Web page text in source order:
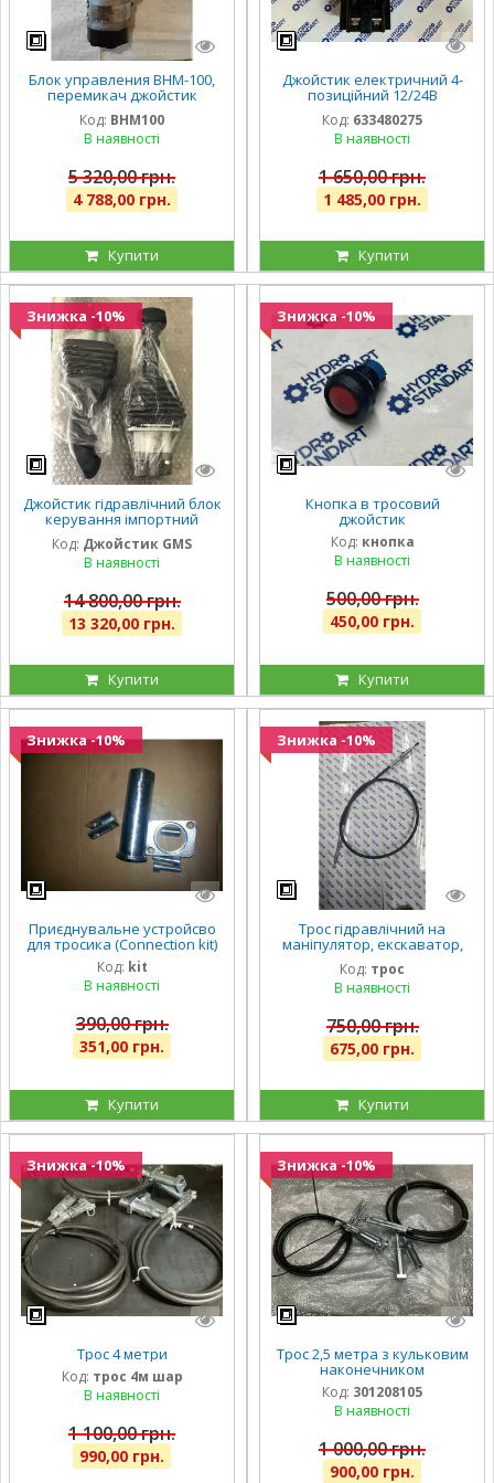
Блок управления ВНМ-100,
перемикач джойстик
керування ВНМ100
Код: ВНМ100
В наявності
5 320,00 грн.
4 788,00 грн.
Купити
Джойстик електричний 4-
позиційний 12/24В
імпортний
Код: 633480275
В наявності
1 650,00 грн.
1 485,00 грн.
Купити
Знижка -10%
Джойстик гідравлічний блок
керування імпортний
(ВМН-100)
Код: Джойстик GMS
В наявності
14 800,00 грн.
13 320,00 грн.
Купити
Знижка -10%
Кнопка в тросовий
джойстик
Код: кнопка
В наявності
500,00 грн.
450,00 грн.
Купити
Знижка -10%
Приєднувальне устройсво
для тросика (Connection kit)
Код: kit
В наявності
390,00 грн.
351,00 грн.
Купити
Знижка -10%
Трос гідравлічний на
маніпулятор, екскаватор,
трактор, навантажувач,
автобус, трос зчеплення
Код: трос
В наявності
750,00 грн.
675,00 грн.
Купити
Знижка -10%
Трос 4 метри
Код: трос 4м шар
В наявності
1 100,00 грн.
990,00 грн.
Знижка -10%
Трос 2,5 метра з кульковим
наконечником
Код: 301208105
В наявності
1 000,00 грн.
900,00 грн.